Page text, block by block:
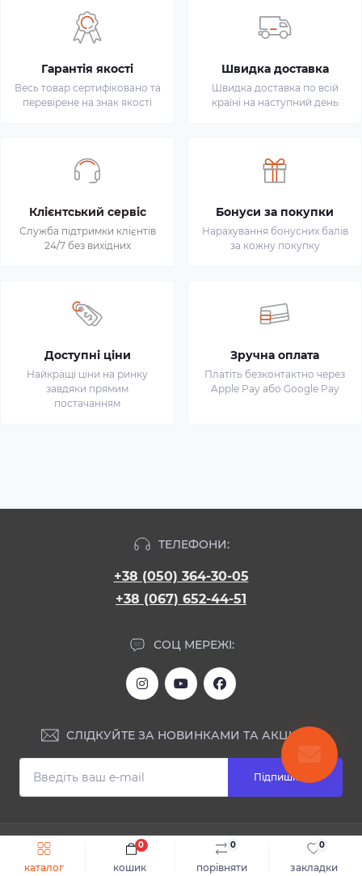
каталог порівняти
0
закладки
0
кошик
0
Швидке замовлення До кошика
Гарантія якості
Весь товар сертифіковано та
перевірене на знак якості
Швидка доставка
Швидка доставка по всій
країні на наступний день
Клієнтський сервіс
Служба підтримки клієнтів
24/7 без вихідних
Бонуси за покупки
Нарахування бонусних балів
за кожну покупку
Доступні ціни
Найкращі ціни на ринку
завдяки прямим
постачанням
Зручна оплата
Платіть безконтактно через
Apple Pay або Google Pay
ТЕЛЕФОНИ:
+38 (050) 364-30-05
+38 (067) 652-44-51
СОЦ МЕРЕЖІ:
СЛІДКУЙТЕ ЗА НОВИНКАМИ ТА АКЦІЯМИ:
Підпишіться
ІНФОРМАЦІЯ